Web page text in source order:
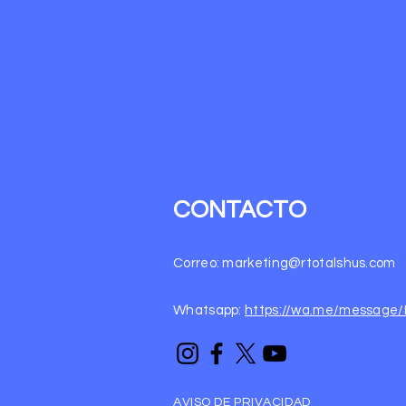
CONTACTO
Correo:marketing@rtotalshus.com
Whatsapp: https://wa.me/message/
AVISO DE PRIVACIDAD